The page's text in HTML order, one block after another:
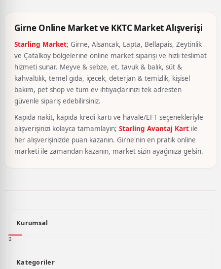
Girne Online Market ve KKTC Market Alışverişi
Starling Market; Girne, Alsancak, Lapta, Bellapais, Zeytinlik
ve Çatalköy bölgelerine online market siparişi ve hızlı teslimat
hizmeti sunar. Meyve & sebze, et, tavuk & balık, süt &
kahvaltılık, temel gıda, içecek, deterjan & temizlik, kişisel
bakım, pet shop ve tüm ev ihtiyaçlarınızı tek adresten
güvenle sipariş edebilirsiniz.
Kapıda nakit, kapıda kredi kartı ve havale/EFT seçenekleriyle
alışverişinizi kolayca tamamlayın; Starling Avantaj Kart ile
her alışverişinizde puan kazanın. Girne'nin en pratik online
marketi ile zamandan kazanın, market sizin ayağınıza gelsin.
Kurumsal
Kategoriler